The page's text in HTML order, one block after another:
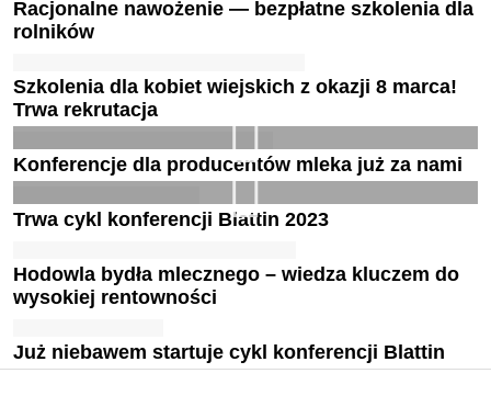
Racjonalne nawożenie — bezpłatne szkolenia dla
rolników
Szkolenia dla kobiet wiejskich z okazji 8 marca!
Trwa rekrutacja
Konferencje dla producentów mleka już za nami
Trwa cykl konferencji Blattin 2023
Hodowla bydła mlecznego – wiedza kluczem do
wysokiej rentowności
Już niebawem startuje cykl konferencji Blattin